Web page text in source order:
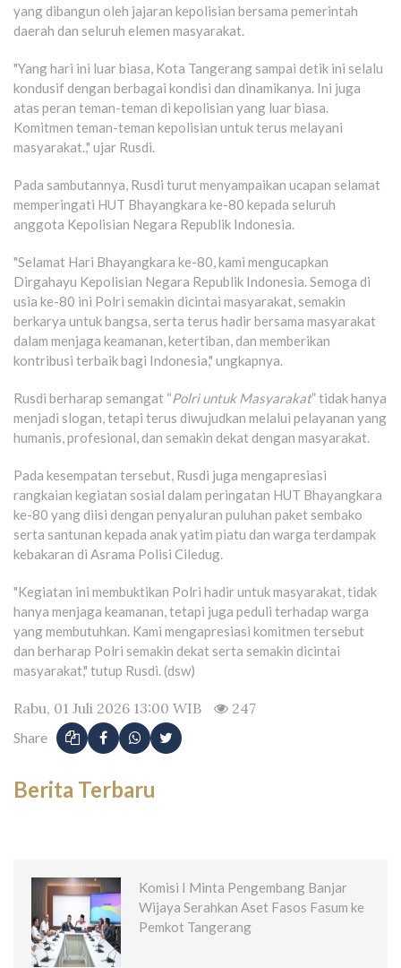
yang dibangun oleh jajaran kepolisian bersama pemerintah
daerah dan seluruh elemen masyarakat.
"Yang hari ini luar biasa, Kota Tangerang sampai detik ini selalu
kondusif dengan berbagai kondisi dan dinamikanya. Ini juga
atas peran teman-teman di kepolisian yang luar biasa.
Komitmen teman-teman kepolisian untuk terus melayani
masyarakat.," ujar Rusdi.
Pada sambutannya, Rusdi turut menyampaikan ucapan selamat
memperingati HUT Bhayangkara ke-80 kepada seluruh
anggota Kepolisian Negara Republik Indonesia.
"Selamat Hari Bhayangkara ke-80, kami mengucapkan
Dirgahayu Kepolisian Negara Republik Indonesia. Semoga di
usia ke-80 ini Polri semakin dicintai masyarakat, semakin
berkarya untuk bangsa, serta terus hadir bersama masyarakat
dalam menjaga keamanan, ketertiban, dan memberikan
kontribusi terbaik bagi Indonesia," ungkapnya.
Rusdi berharap semangat “Polri untuk Masyarakat” tidak hanya
menjadi slogan, tetapi terus diwujudkan melalui pelayanan yang
humanis, profesional, dan semakin dekat dengan masyarakat.
Pada kesempatan tersebut, Rusdi juga mengapresiasi
rangkaian kegiatan sosial dalam peringatan HUT Bhayangkara
ke-80 yang diisi dengan penyaluran puluhan paket sembako
serta santunan kepada anak yatim piatu dan warga terdampak
kebakaran di Asrama Polisi Ciledug.
"Kegiatan ini membuktikan Polri hadir untuk masyarakat, tidak
hanya menjaga keamanan, tetapi juga peduli terhadap warga
yang membutuhkan. Kami mengapresiasi komitmen tersebut
dan berharap Polri semakin dekat serta semakin dicintai
masyarakat," tutup Rusdi. (dsw)
Rabu, 01 Juli 2026 13:00 WIB 247
Share
Berita Terbaru
Komisi I Minta Pengembang Banjar
Wijaya Serahkan Aset Fasos Fasum ke
Pemkot Tangerang